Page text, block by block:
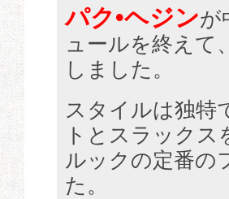
パク•ヘジンが
ュールを終えて
しました。
スタイルは独特
トとスラックス
ルックの定番の
た。